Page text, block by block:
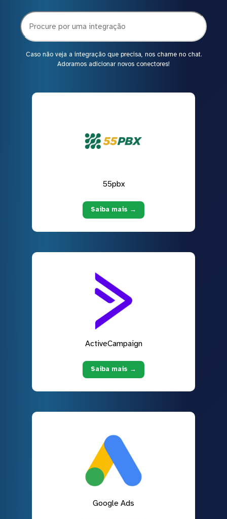
Caso não veja a integração que precisa, nos chame no chat.
Adoramos adicionar novos conectores!
55pbx
Saiba mais →
ActiveCampaign
Saiba mais →
Google Ads